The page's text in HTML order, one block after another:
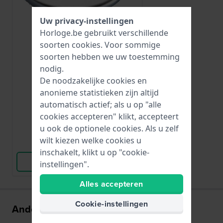
Renata
CR1220
€ 5,-
● Op voorraad
Vergelijk
Bekijk Product
Anderen kochten ook
Uw privacy-instellingen
Horloge.be gebruikt verschillende
soorten cookies. Voor sommige
soorten hebben we uw toestemming
nodig.
De noodzakelijke cookies en
anonieme statistieken zijn altijd
automatisch actief; als u op "alle
cookies accepteren" klikt, accepteert
u ook de optionele cookies. Als u zelf
wilt kiezen welke cookies u
inschakelt, klikt u op "cookie-
instellingen".
Alles accepteren
Cookie-instellingen